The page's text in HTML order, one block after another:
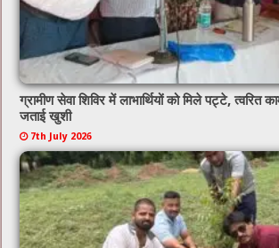
ग्रामीण सेवा शिविर में लाभार्थियों को मिले पट्टे, त्वरित
जताई खुशी
7th July 2026